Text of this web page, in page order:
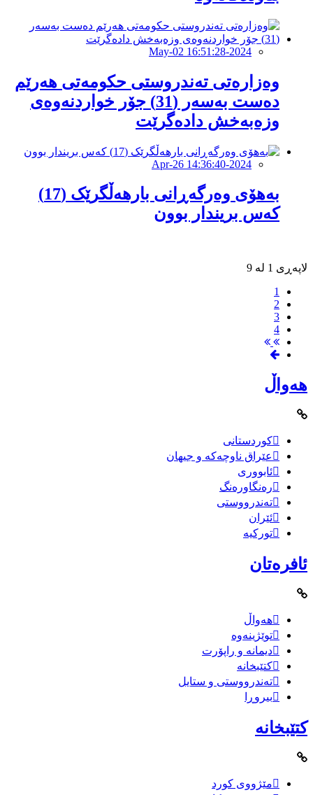
2024-May-02 16:51:28
وەزارەتی تەندروستی حكومەتی هەرێم
دەست بەسەر (31) جۆر خواردنەوەى
وزەبەخش دادەگرێت
2024-Apr-26 14:36:40
بەهۆى وەرگەڕانى بارهەڵگرێک (17)
کەس بریندار بوون
لاپەڕی 1 لە 9
1
2
3
4
هەواڵ
کوردستانی
عێراق ناوچەکە و جیهان
ئابووری
رەنگاورەنگ
تەندرووستی
ئێران
تورکیە
ئافرەتان
هەواڵ
توێژینەوە
دیمانە و راپۆرت
کتێبخانە
تەندرووستی و ستایل
بیروڕا
کتێبخانە
مێژووى کورد